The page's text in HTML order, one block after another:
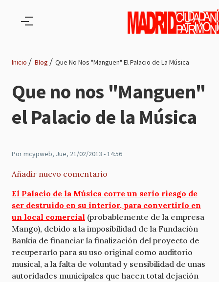
Ruta
de
navegación
Inicio Blog Que No Nos "Manguen" El Palacio de La Música
Que no nos "Manguen"
el Palacio de la Música
Pormcypweb, Jue, 21/02/2013 - 14:56
Añadir nuevo comentario
El Palacio de la Música corre un serio riesgo de
ser destruido en su interior, para convertirlo en
un local comercial (probablemente de la empresa
Mango), debido a la imposibilidad de la Fundación
Bankia de financiar la finalización del proyecto de
recuperarlo para su uso original como auditorio
musical, a la falta de voluntad y sensibilidad de unas
autoridades municipales que hacen total dejación